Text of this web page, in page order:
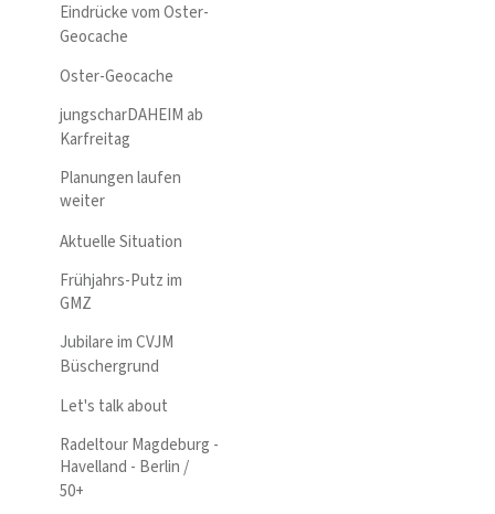
Eindrücke vom Oster-
Geocache
Oster-Geocache
jungscharDAHEIM ab
Karfreitag
Planungen laufen
weiter
Aktuelle Situation
Frühjahrs-Putz im
GMZ
Jubilare im CVJM
Büschergrund
Let's talk about
Radeltour Magdeburg -
Havelland - Berlin /
50+